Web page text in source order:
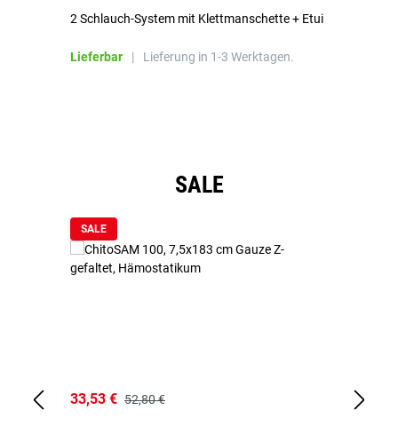
2 Schlauch-System mit Klettmanschette + Etui
Lieferbar | Lieferung in 1-3 Werktagen.
SALE
SALE
33,53 € 52,80 €